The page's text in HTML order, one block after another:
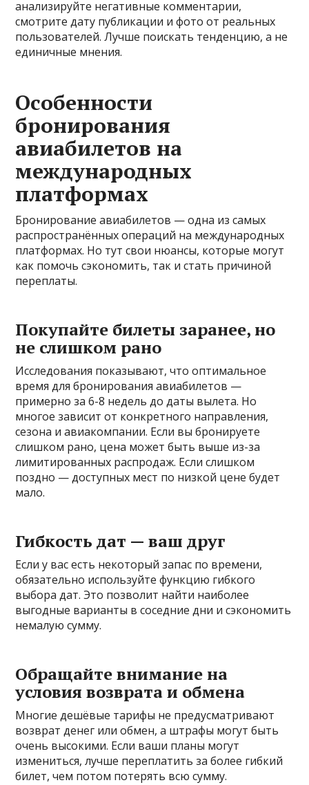
анализируйте негативные комментарии,
смотрите дату публикации и фото от реальных
пользователей. Лучше поискать тенденцию, а не
единичные мнения.
Особенности
бронирования
авиабилетов на
международных
платформах
Бронирование авиабилетов — одна из самых
распространённых операций на международных
платформах. Но тут свои нюансы, которые могут
как помочь сэкономить, так и стать причиной
переплаты.
Покупайте билеты заранее, но
не слишком рано
Исследования показывают, что оптимальное
время для бронирования авиабилетов —
примерно за 6-8 недель до даты вылета. Но
многое зависит от конкретного направления,
сезона и авиакомпании. Если вы бронируете
слишком рано, цена может быть выше из-за
лимитированных распродаж. Если слишком
поздно — доступных мест по низкой цене будет
мало.
Гибкость дат — ваш друг
Если у вас есть некоторый запас по времени,
обязательно используйте функцию гибкого
выбора дат. Это позволит найти наиболее
выгодные варианты в соседние дни и сэкономить
немалую сумму.
Обращайте внимание на
условия возврата и обмена
Многие дешёвые тарифы не предусматривают
возврат денег или обмен, а штрафы могут быть
очень высокими. Если ваши планы могут
измениться, лучше переплатить за более гибкий
билет, чем потом потерять всю сумму.